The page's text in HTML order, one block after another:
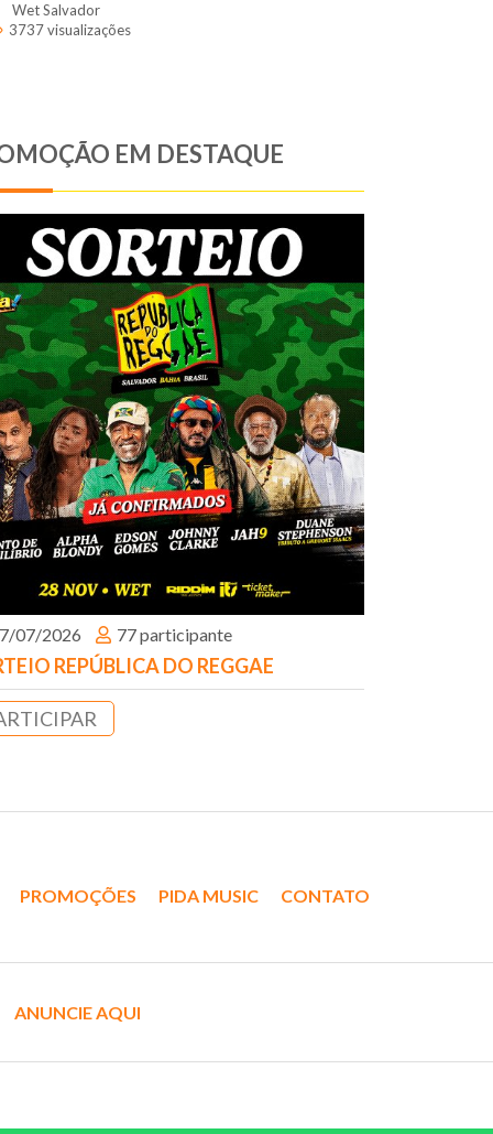
Wet Salvador
3737 visualizações
EM DESTAQUE
07/2026 77 participante
REPÚBLICA DO REGGAE
PROMOÇÕES PIDA MUSIC CONTATO
ANUNCIE AQUI